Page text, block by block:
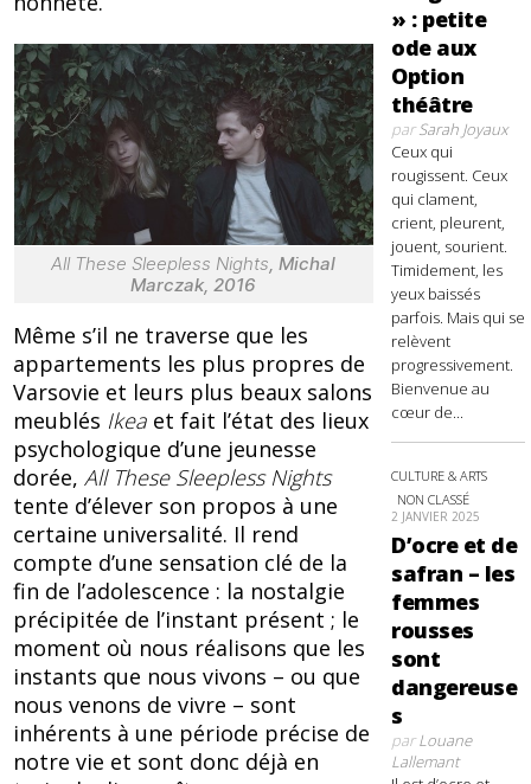
All These Sleepless Nights , Michal
Marczak, 2016
Même s’il ne traverse que les
appartements les plus propres de
Varsovie et leurs plus beaux salons
meublés Ikea et fait l’état des lieux
psychologique d’une jeunesse
dorée,All These Sleepless Nights
tente d’élever son propos à une
certaine universalité. Il rend
compte d’une sensation clé de la
fin de l’adolescence : la nostalgie
précipitée de l’instant présent ; le
moment où nous réalisons que les
instants que nous vivons – ou que
nous venons de vivre – sont
inhérents à une période précise de
notre vie et sont donc déjà en
» : petite
ode aux
Option
théâtre
parSarah Joyaux
Ceux qui
rougissent. Ceux
qui clament,
crient, pleurent,
jouent, sourient.
Timidement, les
yeux baissés
parfois. Mais qui se
relèvent
progressivement.
Bienvenue au
cœur de...
CULTURE & ARTS
NON CLASSÉ
2 JANVIER 2025
D’ocre et de
safran – les
femmes
rousses
sont
dangereuse
s
parLouane
Lallemant